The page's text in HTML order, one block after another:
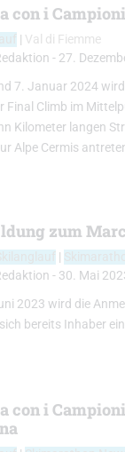
con i
| Val di Fiemme
- 27.
7. Januar 2024
Final Climb im
Kilometer langen
Alpe Cermis
zum
|
- 30. Mai
2023 wird die
bereits Inhaber
con i